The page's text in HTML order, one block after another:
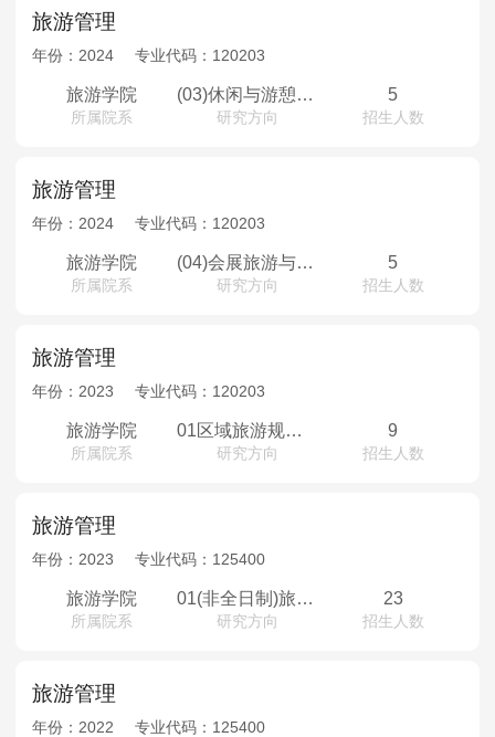
旅游管理
年份： 2024 专业代码： 120203
旅游学院
所属院系
(03)休闲与游憩管理
研究方向
5
招生人数
旅游管理
年份： 2024 专业代码： 120203
旅游学院
所属院系
(04)会展旅游与节事管理
研究方向
5
招生人数
旅游管理
年份： 2023 专业代码： 120203
旅游学院
所属院系
01区域旅游规划；02旅游企业经营与管理；03休闲与游憩管理；04会展旅游与节事管理
研究方向
9
招生人数
旅游管理
年份： 2023 专业代码： 125400
旅游学院
所属院系
01(非全日制)旅游规划与开发管理；02(非全日制)旅游企业经营与管理；03(非全日制)休闲与游憩管理；04(非全日制)会展旅游与节事管理
研究方向
23
招生人数
旅游管理
年份： 2022 专业代码： 125400